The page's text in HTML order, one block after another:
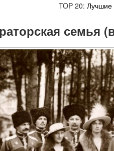
TOP 20:Лучшие
семья